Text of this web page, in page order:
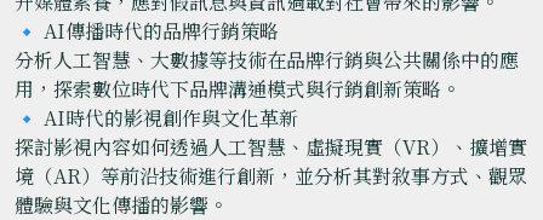
🔹 AI傳播時代的品牌行銷策略
分析人工智慧、大數據等技術在品牌行銷與公共關係中的應
用，探索數位時代下品牌溝通模式與行銷創新策略。
🔹 AI時代的影視創作與文化革新
探討影視內容如何透過人工智慧、虛擬現實（VR）、擴增實
境（AR）等前沿技術進行創新，並分析其對敘事方式、觀眾
體驗與文化傳播的影響。